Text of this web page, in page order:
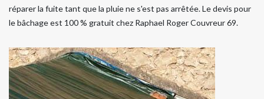
réparer la fuite tant que la pluie ne s'est pas arrêtée. Le devis pour
le bâchage est 100 % gratuit chez Raphael Roger Couvreur 69.